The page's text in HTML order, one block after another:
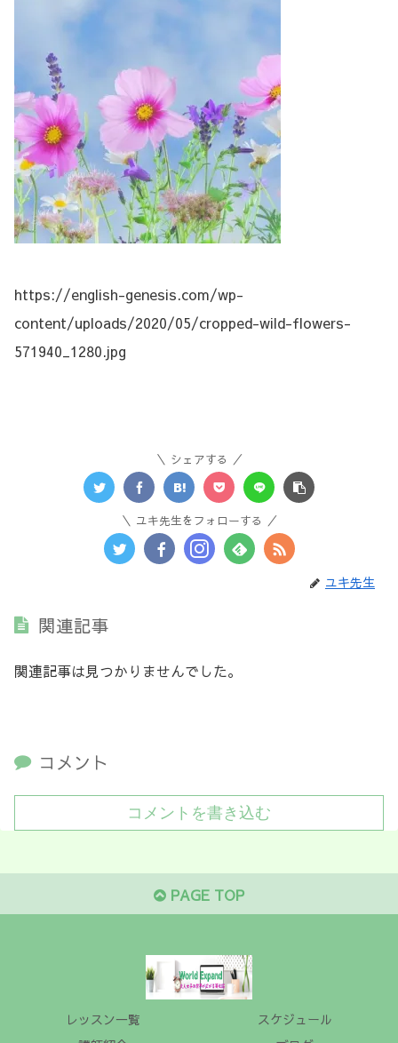
https://english-genesis.com/wp-
content/uploads/2020/05/cropped-wild-flowers-
571940_1280.jpg
シェアする
ユキ先生をフォローする
ユキ先生
関連記事
関連記事は見つかりませんでした。
コメント
コメントを書き込む
PAGE TOP
レッスン一覧
スケジュール